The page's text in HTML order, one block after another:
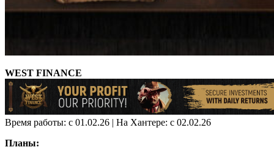
WEST FINANCE
Время работы: с 01.02.26 | На Хантере: с 02.02.26
Планы: